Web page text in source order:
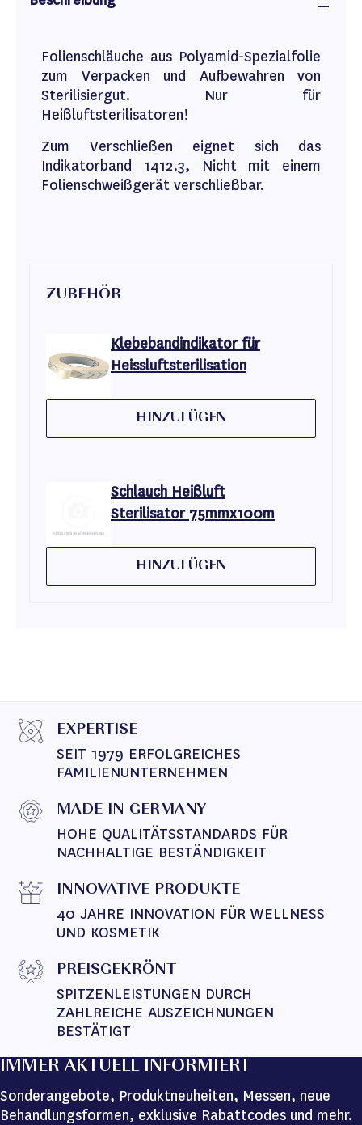
Folienschläuche aus Polyamid-Spezialfolie
zum Verpacken und Aufbewahren von
Sterilisiergut. Nur für
Heißluftsterilisatoren!
Zum Verschließen eignet sich das
Indikatorband 1412.3, Nicht mit einem
Folienschweißgerät verschließbar.
ZUBEHÖR
Klebebandindikator für
Heissluftsterilisation
HINZUFÜGEN
Schlauch Heißluft
Sterilisator 75mmx100m
HINZUFÜGEN
EXPERTISE
SEIT 1979 ERFOLGREICHES
FAMILIENUNTERNEHMEN
MADE IN GERMANY
HOHE QUALITÄTSSTANDARDS FÜR
NACHHALTIGE BESTÄNDIGKEIT
INNOVATIVE PRODUKTE
40 JAHRE INNOVATION FÜR WELLNESS
UND KOSMETIK
PREISGEKRÖNT
SPITZENLEISTUNGEN DURCH
ZAHLREICHE AUSZEICHNUNGEN
BESTÄTIGT
IMMER AKTUELL INFORMIERT
Sonderangebote, Produktneuheiten, Messen, neue
Behandlungsformen, exklusive Rabattcodes und mehr.